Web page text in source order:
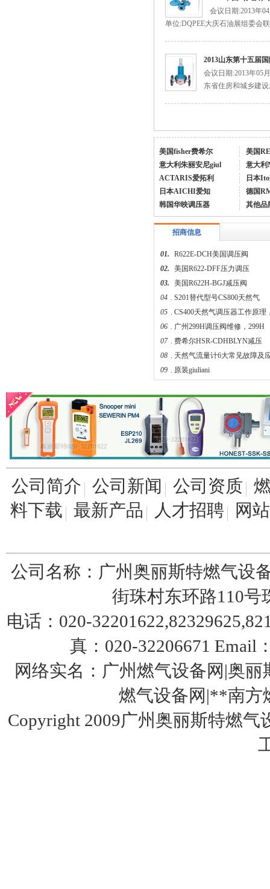
费希尔299H美国fisher调压器
美国fisher带切断299HS调压器
会议日期:2013年
单位:DQPEE大庆石油展组委会
2013山东第十五届
会议日期:2013年05
东省住房和城乡建
美国fisher费希尔
美国
意大利朱丽安尼giul
意大利
ACTARIS爱拓利
日本
日本AICHI爱知
德国
韩国华映调压器
其他品
招商信息
01.
R622E-DCH美国调压阀
02.
美国R622-DFF压力调压
03.
美国R622H-BGJ减压阀
04 . S201替代型号CS800天然气
05 . CS400天然气调压器工作原理
06 . 广州299H调压阀维修，299H
07 . 费希尔HSR-CDHBLYN减压
08 . 天然气流量计6大常见故障及
09 . 原装giuliani
公司简介 公司新闻 公司资质
料下载 最新产品 人才招聘 网
公司名称：广州奥丽斯特燃气设
街珠村东环路110号
电话：020-
真：020-32206671 Email
网络实名：广州燃气设备网|奥
燃气设备网|**南方
Copyright 2009广州奥丽斯特燃气